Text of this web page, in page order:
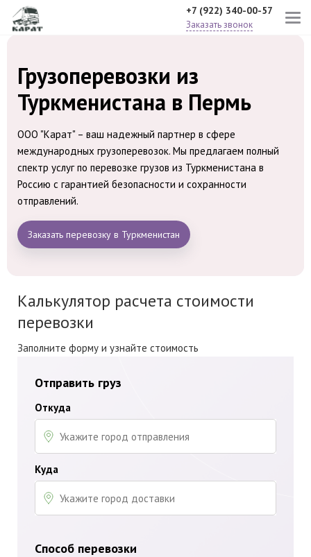
+7 (922) 340-00-57
Заказать звонок
Грузоперевозки из
Туркменистана в Пермь
ООО "Карат" – ваш надежный партнер в сфере
международных грузоперевозок. Мы предлагаем полный
спектр услуг по перевозке грузов из Туркменистана в
Россию с гарантией безопасности и сохранности
отправлений.
Заказать перевозку в Туркменистан
Калькулятор расчета стоимости
перевозки
Заполните форму и узнайте стоимость
Отправить груз
Откуда
Куда
Способ перевозки